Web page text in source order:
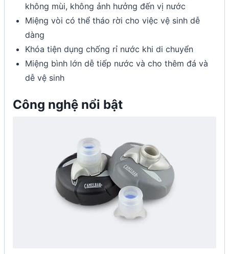
không mùi, không ảnh hưởng đến vị nước
Miệng vòi có thể tháo rời cho việc vệ sinh dễ
dàng
Khóa tiện dụng chống rỉ nước khi di chuyển
Miệng bình lớn dễ tiếp nước và cho thêm đá và
dễ vệ sinh
Công nghệ nổi bật